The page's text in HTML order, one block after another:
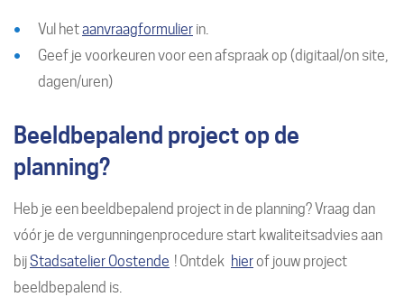
Vul hetaanvraagformulier in.
Geef je voorkeuren voor een afspraak op (digitaal/on site,
dagen/uren)
Beeldbepalend project op de
planning?
Heb je een beeldbepalend project in de planning? Vraag dan
vóór je de vergunningenprocedure start kwaliteitsadvies aan
bijStadsatelier Oostende ! Ontdek hierof jouw project
beeldbepalend is.